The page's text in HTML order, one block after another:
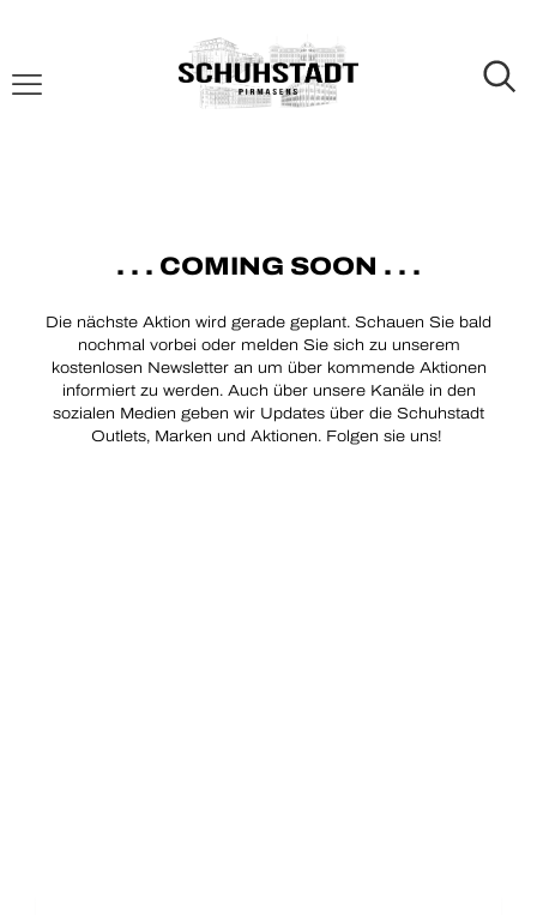
. . . COMING SOON . . .
Die nächste Aktion wird gerade geplant. Schauen Sie bald
nochmal vorbei oder melden Sie sich zu unserem
kostenlosen Newsletter an um über kommende Aktionen
informiert zu werden. Auch über unsere Kanäle in den
sozialen Medien geben wir Updates über die Schuhstadt
Outlets, Marken und Aktionen. Folgen sie uns!